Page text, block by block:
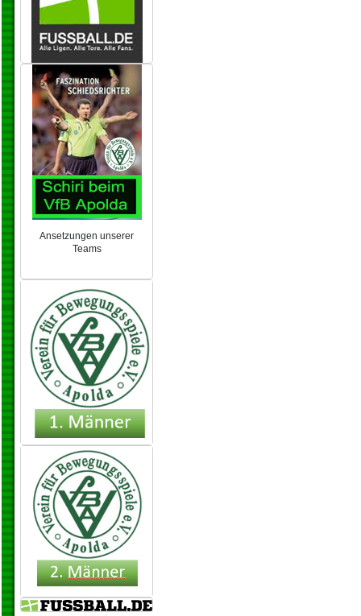
Ansetzungen unserer
Teams